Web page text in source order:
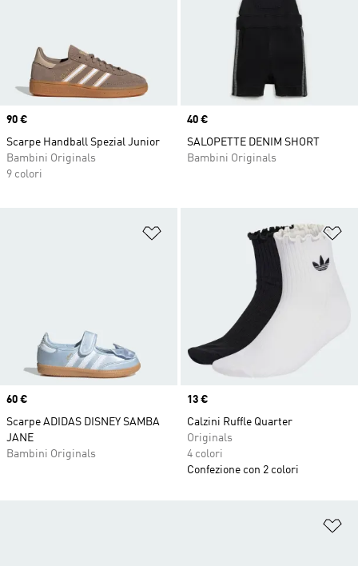
Price
90 €
Scarpe Handball Spezial Junior
Bambini Originals
9 colori
Price
40 €
SALOPETTE DENIM SHORT
Bambini Originals
Aggiungi alla lista dei desideri
Price
60 €
Scarpe ADIDAS DISNEY SAMBA
JANE
Bambini Originals
Price
13 €
Calzini Ruffle Quarter
Originals
4 colori
Confezione con 2 colori